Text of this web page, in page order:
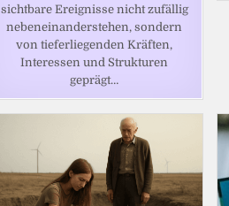
sichtbare Ereignisse nicht zufällig
nebeneinanderstehen, sondern
von tieferliegenden Kräften,
Interessen und Strukturen
geprägt…